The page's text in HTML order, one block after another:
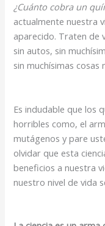
¿Cuánto cobra un
actualmente nuestra
aparecido. Traten de
sin autos, sin
sin muchísimas cosas
Es indudable que los
horribles como, el
mutágenos y pare
olvidar que esta
beneficios a nuestra
nuestro nivel de vida